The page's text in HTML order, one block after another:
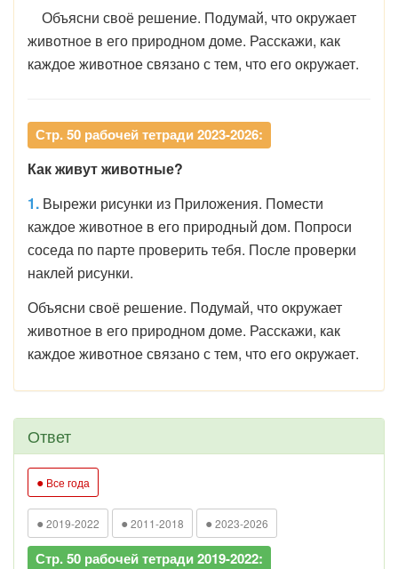
Объясни своё решение. Подумай, что окружает
животное в его природном доме. Расскажи, как
каждое животное связано с тем, что его окружает.
Стр. 50 рабочей тетради 2023-2026:
Как живут животные?
1. Вырежи рисунки из Приложения. Помести
каждое животное в его природный дом. Попроси
соседа по парте проверить тебя. После проверки
наклей рисунки.
Объясни своё решение. Подумай, что окружает
животное в его природном доме. Расскажи, как
каждое животное связано с тем, что его окружает.
Ответ
● Все года
● 2019-2022 ● 2011-2018 ● 2023-2026
Стр. 50 рабочей тетради 2019-2022: